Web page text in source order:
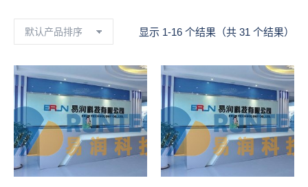
显示 1-16 个结果（共 31 个结果）